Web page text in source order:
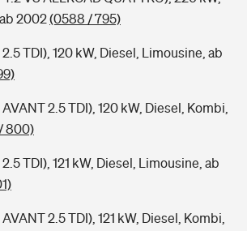
2002(0588 / 795)
TDI), 120 kW, Diesel, Limousine, ab
2.5 TDI), 120 kW, Diesel, Kombi,
800)
TDI), 121 kW, Diesel, Limousine, ab
2.5 TDI), 121 kW, Diesel, Kombi,